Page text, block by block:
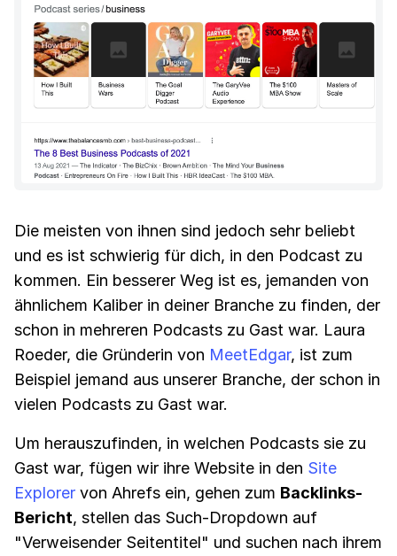
Die meisten von ihnen sind jedoch sehr beliebt
und es ist schwierig für dich, in den Podcast zu
kommen. Ein besserer Weg ist es, jemanden von
ähnlichem Kaliber in deiner Branche zu finden, der
schon in mehreren Podcasts zu Gast war. Laura
Roeder, die Gründerin von MeetEdgar, ist zum
Beispiel jemand aus unserer Branche, der schon in
vielen Podcasts zu Gast war.
Um herauszufinden, in welchen Podcasts sie zu
Gast war, fügen wir ihre Website in den Site
Explorer von Ahrefs ein, gehen zum Backlinks-
Bericht, stellen das Such-Dropdown auf
"Verweisender Seitentitel" und suchen nach ihrem